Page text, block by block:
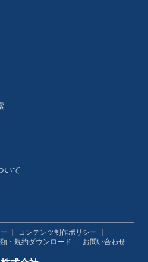
いて
コンテンツ制作ポリシー
・規約ダウンロード お問い合わせ